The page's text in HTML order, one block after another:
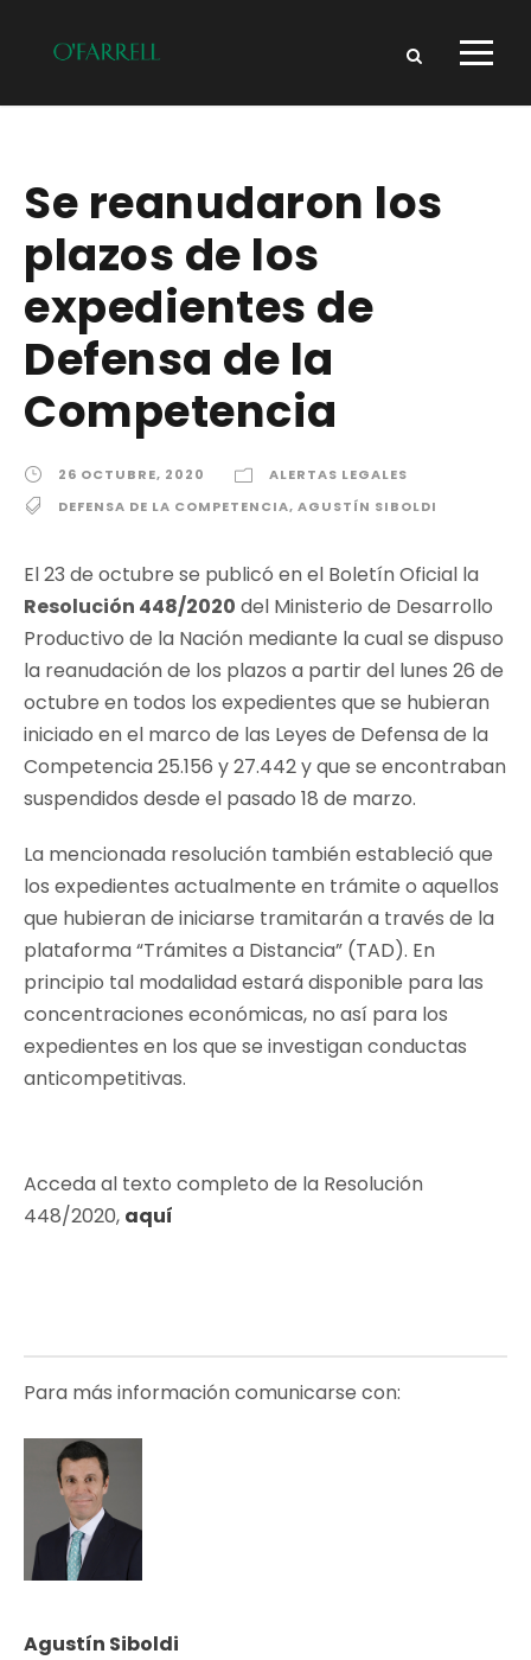
Se reanudaron los
plazos de los
expedientes de
Defensa de la
Competencia
26 OCTUBRE, 2020
ALERTAS LEGALES
DEFENSA DE LA COMPETENCIA, AGUSTÍN SIBOLDI
El 23 de octubre se publicó en el Boletín Oficial la
Resolución 448/2020 del Ministerio de Desarrollo
Productivo de la Nación mediante la cual se dispuso
la reanudación de los plazos a partir del lunes 26 de
octubre en todos los expedientes que se hubieran
iniciado en el marco de las Leyes de Defensa de la
Competencia 25.156 y 27.442 y que se encontraban
suspendidos desde el pasado 18 de marzo.
La mencionada resolución también estableció que
los expedientes actualmente en trámite o aquellos
que hubieran de iniciarse tramitarán a través de la
plataforma “Trámites a Distancia” (TAD). En
principio tal modalidad estará disponible para las
concentraciones económicas, no así para los
expedientes en los que se investigan conductas
anticompetitivas.
Acceda al texto completo de la Resolución
448/2020, aquí
Para más información comunicarse con:
Agustín Siboldi